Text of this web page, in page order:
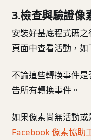
3.檢查與驗證像
安裝好基底程式碼
頁面中查看活動，如
不論這些轉換事件
告所有轉換事件。
如果像素尚無活動
Facebook 像素協助